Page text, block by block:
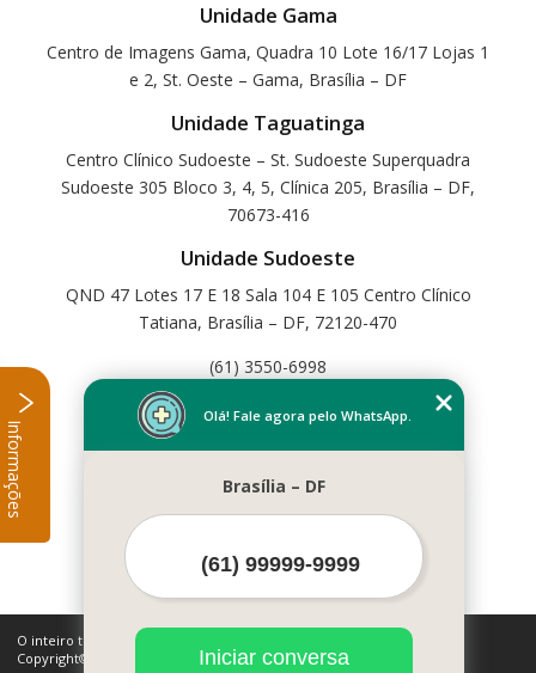
Unidade Gama
Centro de Imagens Gama, Quadra 10 Lote 16/17 Lojas 1
e 2, St. Oeste – Gama, Brasília – DF
Unidade Taguatinga
Centro Clínico Sudoeste – St. Sudoeste Superquadra
Sudoeste 305 Bloco 3, 4, 5, Clínica 205, Brasília – DF,
70673-416
Unidade Sudoeste
QND 47 Lotes 17 E 18 Sala 104 E 105 Centro Clínico
Tatiana, Brasília – DF, 72120-470
(61) 3550-6998
Home
Serviços
Contato
Mais Serviços
O inteiro teor deste site está sujeito à proteção de direitos autorais.
Copyright© Cetfisio (Lei 9610 de 19/02/1998)
Olá! Fale agora pelo WhatsApp.
Brasília – DF
Iniciar conversa
Informações